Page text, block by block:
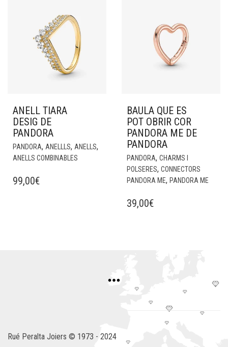
ANELL TIARA
DESIG DE
PANDORA
PANDORA, ANELLLS, ANELLS,
ANELLS COMBINABLES
99,00€
BAULA QUE ES
POT OBRIR COR
PANDORA ME DE
PANDORA
PANDORA, CHARMS I
POLSERES, CONNECTORS
PANDORA ME, PANDORA ME
39,00€
Rué Peralta Joiers © 1973 - 2024